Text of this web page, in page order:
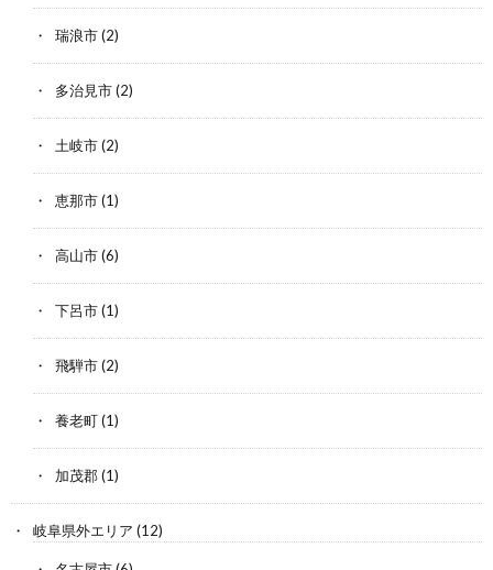
瑞浪市(2)
多治見市(2)
土岐市(2)
恵那市(1)
高山市(6)
下呂市(1)
飛騨市(2)
養老町(1)
加茂郡(1)
岐阜県外エリア (12)